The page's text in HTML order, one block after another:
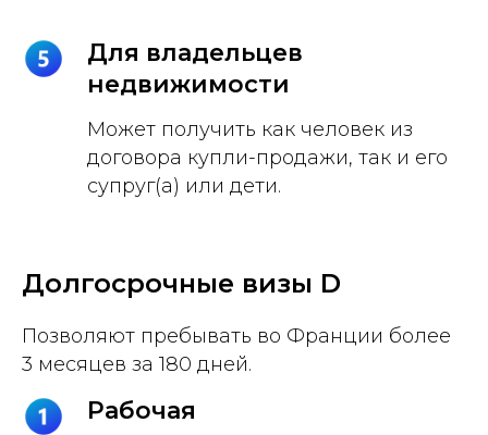
Для владельцев
недвижимости
Может получить как человек из
договора купли-продажи, так и его
супруг(а) или дети.
Долгосрочные визы D
Позволяют пребывать во Франции более
3 месяцев за 180 дней.
Рабочая